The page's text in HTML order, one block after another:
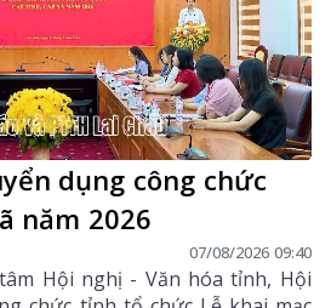
dụng công chức
năm 2026
07/08/2026 09:40
Hội nghị - Văn hóa tỉnh, Hội